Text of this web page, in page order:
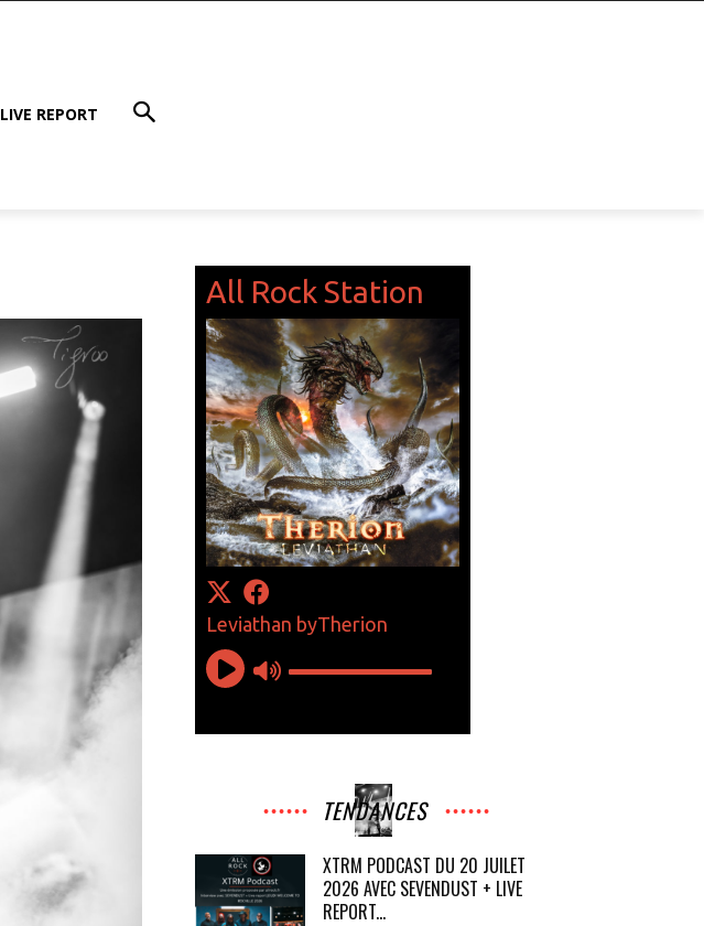
LIVE REPORT
TENDANCES
XTRM PODCAST DU 20 JUILET
2026 AVEC SEVENDUST + LIVE
REPORT...